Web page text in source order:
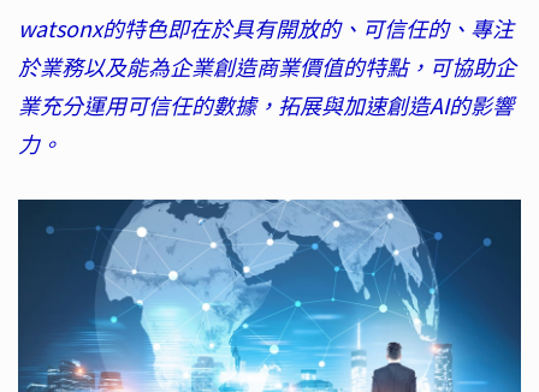
watsonx的特色即在於具有開放的、可信任的、專注
於業務以及能為企業創造商業價值的特點，可協助企
業充分運用可信任的數據，拓展與加速創造AI的影響
力。